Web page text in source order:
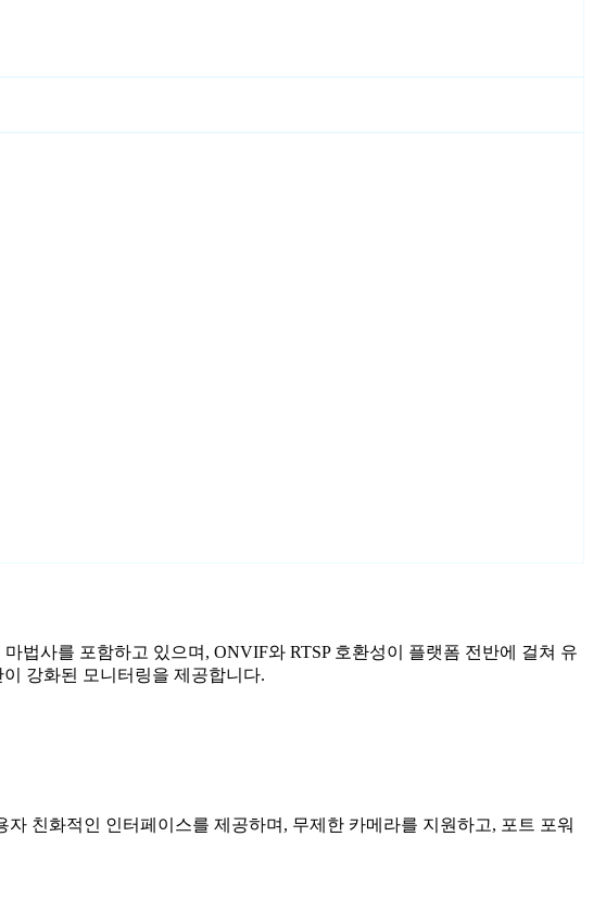
법사를 포함하고 있으며, ONVIF와 RTSP 호환성이 플랫폼 전반에 걸쳐 유
강화된 모니터링을 제공합니다.
친화적인 인터페이스를 제공하며, 무제한 카메라를 지원하고, 포트 포워